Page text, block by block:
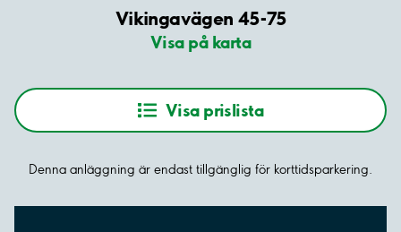
Vikingavägen 45-75
Visa på karta
Visa prislista
Denna anläggning är endast tillgänglig för korttidsparkering.